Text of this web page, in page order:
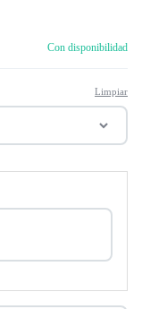
Con disponibilidad
Limpiar